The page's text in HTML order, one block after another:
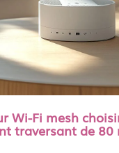
Wi-Fi mesh
traversant de 80